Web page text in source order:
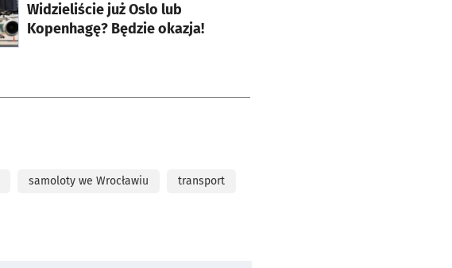
Widzieliście już Oslo lub
Kopenhagę? Będzie okazja!
samoloty we Wrocławiu transport